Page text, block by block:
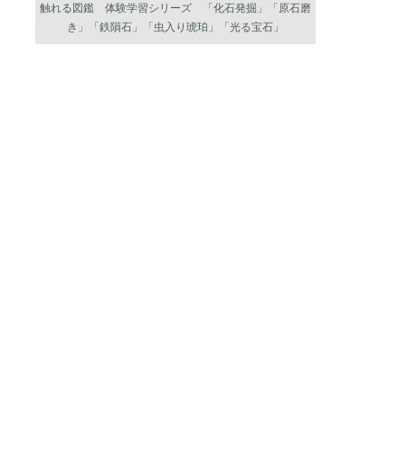
触れる図鑑 体験学習シリーズ 「化石発掘」「原石磨
き」「鉄隕石」「虫入り琥珀」「光る宝石」